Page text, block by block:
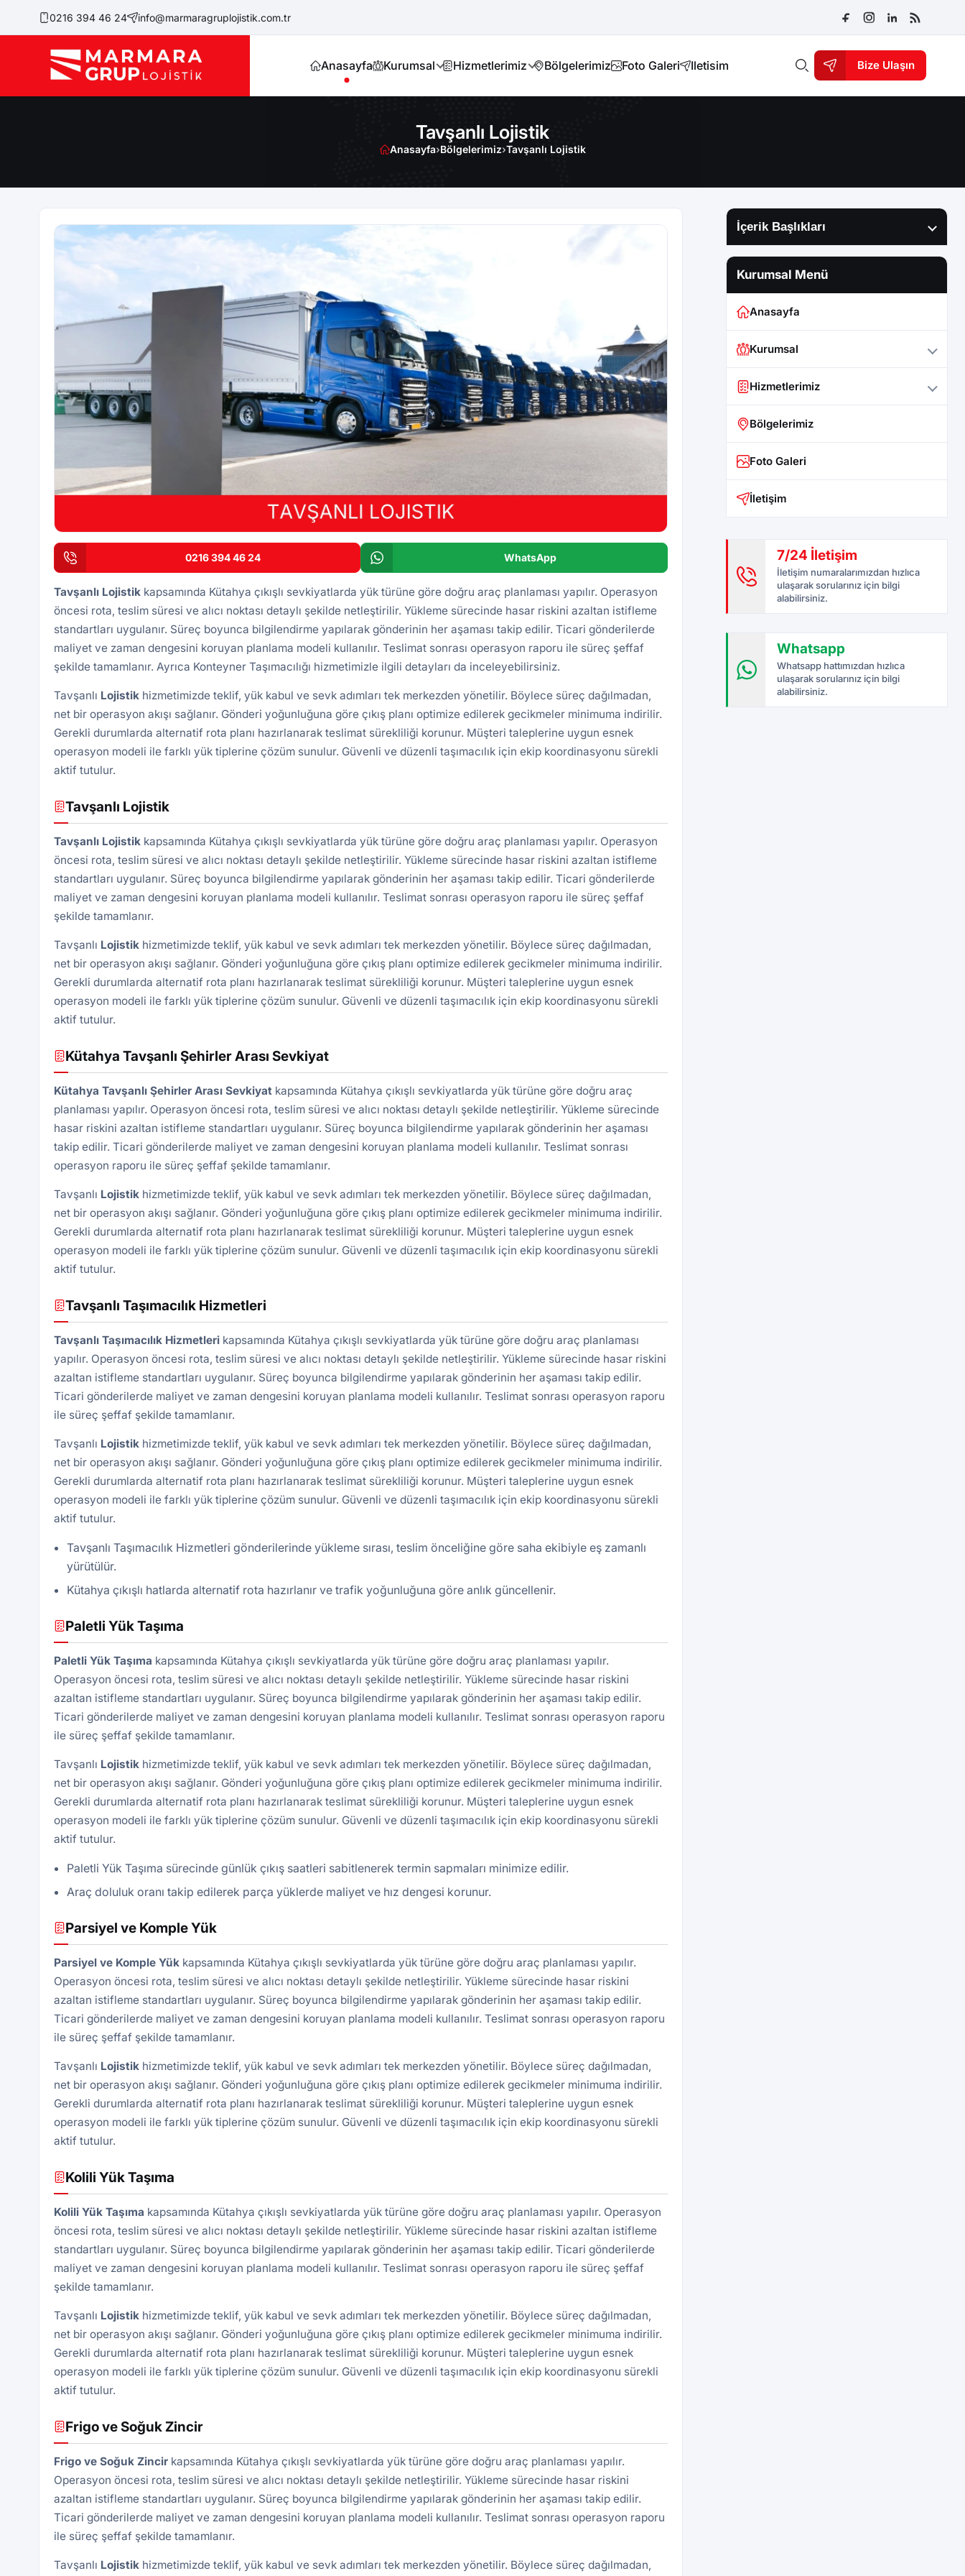
0216 394 46 24 info@marmaragruplojistik.com.tr
Anasayfa Kurumsal Hizmetlerimiz Bölgelerimiz Foto Galeri Iletisim Bize Ulaşın
Tavşanlı Lojistik
Anasayfa›Bölgelerimiz›Tavşanlı Lojistik
0216 394 46 24 WhatsApp
Tavşanlı Lojistikkapsamında Kütahya çıkışlı sevkiyatlarda yük türüne göre doğru araç planlaması yapılır. Operasyon
öncesi rota, teslim süresi ve alıcı noktası detaylı şekilde netleştirilir. Yükleme sürecinde hasar riskini azaltan istifleme
standartları uygulanır. Süreç boyunca bilgilendirme yapılarak gönderinin her aşaması takip edilir. Ticari gönderilerde
maliyet ve zaman dengesini koruyan planlama modeli kullanılır. Teslimat sonrası operasyon raporu ile süreç şeffaf
şekilde tamamlanır. Ayrıca Konteyner Taşımacılığı hizmetimizle ilgili detayları da inceleyebilirsiniz.
Tavşanlı Lojistikhizmetimizde teklif, yük kabul ve sevk adımları tek merkezden yönetilir. Böylece süreç dağılmadan,
net bir operasyon akışı sağlanır. Gönderi yoğunluğuna göre çıkış planı optimize edilerek gecikmeler minimuma indirilir.
Gerekli durumlarda alternatif rota planı hazırlanarak teslimat sürekliliği korunur. Müşteri taleplerine uygun esnek
operasyon modeli ile farklı yük tiplerine çözüm sunulur. Güvenli ve düzenli taşımacılık için ekip koordinasyonu sürekli
aktif tutulur.
Tavşanlı Lojistik
Tavşanlı Lojistikkapsamında Kütahya çıkışlı sevkiyatlarda yük türüne göre doğru araç planlaması yapılır. Operasyon
öncesi rota, teslim süresi ve alıcı noktası detaylı şekilde netleştirilir. Yükleme sürecinde hasar riskini azaltan istifleme
standartları uygulanır. Süreç boyunca bilgilendirme yapılarak gönderinin her aşaması takip edilir. Ticari gönderilerde
maliyet ve zaman dengesini koruyan planlama modeli kullanılır. Teslimat sonrası operasyon raporu ile süreç şeffaf
şekilde tamamlanır.
Tavşanlı Lojistikhizmetimizde teklif, yük kabul ve sevk adımları tek merkezden yönetilir. Böylece süreç dağılmadan,
net bir operasyon akışı sağlanır. Gönderi yoğunluğuna göre çıkış planı optimize edilerek gecikmeler minimuma indirilir.
Gerekli durumlarda alternatif rota planı hazırlanarak teslimat sürekliliği korunur. Müşteri taleplerine uygun esnek
operasyon modeli ile farklı yük tiplerine çözüm sunulur. Güvenli ve düzenli taşımacılık için ekip koordinasyonu sürekli
aktif tutulur.
Kütahya Tavşanlı Şehirler Arası Sevkiyat
Kütahya Tavşanlı Şehirler Arası Sevkiyatkapsamında Kütahya çıkışlı sevkiyatlarda yük türüne göre doğru araç
planlaması yapılır. Operasyon öncesi rota, teslim süresi ve alıcı noktası detaylı şekilde netleştirilir. Yükleme sürecinde
hasar riskini azaltan istifleme standartları uygulanır. Süreç boyunca bilgilendirme yapılarak gönderinin her aşaması
takip edilir. Ticari gönderilerde maliyet ve zaman dengesini koruyan planlama modeli kullanılır. Teslimat sonrası
operasyon raporu ile süreç şeffaf şekilde tamamlanır.
Tavşanlı Lojistikhizmetimizde teklif, yük kabul ve sevk adımları tek merkezden yönetilir. Böylece süreç dağılmadan,
net bir operasyon akışı sağlanır. Gönderi yoğunluğuna göre çıkış planı optimize edilerek gecikmeler minimuma indirilir.
Gerekli durumlarda alternatif rota planı hazırlanarak teslimat sürekliliği korunur. Müşteri taleplerine uygun esnek
operasyon modeli ile farklı yük tiplerine çözüm sunulur. Güvenli ve düzenli taşımacılık için ekip koordinasyonu sürekli
aktif tutulur.
Tavşanlı Taşımacılık Hizmetleri
Tavşanlı Taşımacılık Hizmetlerikapsamında Kütahya çıkışlı sevkiyatlarda yük türüne göre doğru araç planlaması
yapılır. Operasyon öncesi rota, teslim süresi ve alıcı noktası detaylı şekilde netleştirilir. Yükleme sürecinde hasar riskini
azaltan istifleme standartları uygulanır. Süreç boyunca bilgilendirme yapılarak gönderinin her aşaması takip edilir.
Ticari gönderilerde maliyet ve zaman dengesini koruyan planlama modeli kullanılır. Teslimat sonrası operasyon raporu
ile süreç şeffaf şekilde tamamlanır.
Tavşanlı Lojistikhizmetimizde teklif, yük kabul ve sevk adımları tek merkezden yönetilir. Böylece süreç dağılmadan,
net bir operasyon akışı sağlanır. Gönderi yoğunluğuna göre çıkış planı optimize edilerek gecikmeler minimuma indirilir.
Gerekli durumlarda alternatif rota planı hazırlanarak teslimat sürekliliği korunur. Müşteri taleplerine uygun esnek
operasyon modeli ile farklı yük tiplerine çözüm sunulur. Güvenli ve düzenli taşımacılık için ekip koordinasyonu sürekli
aktif tutulur.
Tavşanlı Taşımacılık Hizmetleri gönderilerinde yükleme sırası, teslim önceliğine göre saha ekibiyle eş zamanlı
yürütülür.
Kütahya çıkışlı hatlarda alternatif rota hazırlanır ve trafik yoğunluğuna göre anlık güncellenir.
Paletli Yük Taşıma
Paletli YükTaşıma kapsamında Kütahya çıkışlı sevkiyatlarda yük türüne göre doğru araç planlaması yapılır.
Operasyon öncesi rota, teslim süresi ve alıcı noktası detaylı şekilde netleştirilir. Yükleme sürecinde hasar riskini
azaltan istifleme standartları uygulanır. Süreç boyunca bilgilendirme yapılarak gönderinin her aşaması takip edilir.
Ticari gönderilerde maliyet ve zaman dengesini koruyan planlama modeli kullanılır. Teslimat sonrası operasyon raporu
ile süreç şeffaf şekilde tamamlanır.
Tavşanlı Lojistikhizmetimizde teklif, yük kabul ve sevk adımları tek merkezden yönetilir. Böylece süreç dağılmadan,
net bir operasyon akışı sağlanır. Gönderi yoğunluğuna göre çıkış planı optimize edilerek gecikmeler minimuma indirilir.
Gerekli durumlarda alternatif rota planı hazırlanarak teslimat sürekliliği korunur. Müşteri taleplerine uygun esnek
operasyon modeli ile farklı yük tiplerine çözüm sunulur. Güvenli ve düzenli taşımacılık için ekip koordinasyonu sürekli
aktif tutulur.
Paletli Yük Taşıma sürecinde günlük çıkış saatleri sabitlenerek termin sapmaları minimize edilir.
Araç doluluk oranı takip edilerek parça yüklerde maliyet ve hız dengesi korunur.
Parsiyel ve Komple Yük
Parsiyel ve Komple Yükkapsamında Kütahya çıkışlı sevkiyatlarda yük türüne göre doğru araç planlaması yapılır.
Operasyon öncesi rota, teslim süresi ve alıcı noktası detaylı şekilde netleştirilir. Yükleme sürecinde hasar riskini
azaltan istifleme standartları uygulanır. Süreç boyunca bilgilendirme yapılarak gönderinin her aşaması takip edilir.
Ticari gönderilerde maliyet ve zaman dengesini koruyan planlama modeli kullanılır. Teslimat sonrası operasyon raporu
ile süreç şeffaf şekilde tamamlanır.
Tavşanlı Lojistikhizmetimizde teklif, yük kabul ve sevk adımları tek merkezden yönetilir. Böylece süreç dağılmadan,
net bir operasyon akışı sağlanır. Gönderi yoğunluğuna göre çıkış planı optimize edilerek gecikmeler minimuma indirilir.
Gerekli durumlarda alternatif rota planı hazırlanarak teslimat sürekliliği korunur. Müşteri taleplerine uygun esnek
operasyon modeli ile farklı yük tiplerine çözüm sunulur. Güvenli ve düzenli taşımacılık için ekip koordinasyonu sürekli
aktif tutulur.
Kolili Yük Taşıma
Kolili Yük Taşıma kapsamında Kütahya çıkışlı sevkiyatlarda yük türüne göre doğru araç planlaması yapılır. Operasyon
öncesi rota, teslim süresi ve alıcı noktası detaylı şekilde netleştirilir. Yükleme sürecinde hasar riskini azaltan istifleme
standartları uygulanır. Süreç boyunca bilgilendirme yapılarak gönderinin her aşaması takip edilir. Ticari gönderilerde
maliyet ve zaman dengesini koruyan planlama modeli kullanılır. Teslimat sonrası operasyon raporu ile süreç şeffaf
şekilde tamamlanır.
Tavşanlı Lojistikhizmetimizde teklif, yük kabul ve sevk adımları tek merkezden yönetilir. Böylece süreç dağılmadan,
net bir operasyon akışı sağlanır. Gönderi yoğunluğuna göre çıkış planı optimize edilerek gecikmeler minimuma indirilir.
Gerekli durumlarda alternatif rota planı hazırlanarak teslimat sürekliliği korunur. Müşteri taleplerine uygun esnek
operasyon modeli ile farklı yük tiplerine çözüm sunulur. Güvenli ve düzenli taşımacılık için ekip koordinasyonu sürekli
aktif tutulur.
Frigo ve Soğuk Zincir
Frigo ve Soğuk Zincirkapsamında Kütahya çıkışlı sevkiyatlarda yük türüne göre doğru araç planlaması yapılır.
Operasyon öncesi rota, teslim süresi ve alıcı noktası detaylı şekilde netleştirilir. Yükleme sürecinde hasar riskini
azaltan istifleme standartları uygulanır. Süreç boyunca bilgilendirme yapılarak gönderinin her aşaması takip edilir.
Ticari gönderilerde maliyet ve zaman dengesini koruyan planlama modeli kullanılır. Teslimat sonrası operasyon raporu
ile süreç şeffaf şekilde tamamlanır.
Tavşanlı Lojistikhizmetimizde teklif, yük kabul ve sevk adımları tek merkezden yönetilir. Böylece süreç dağılmadan,
İçerik Başlıkları
Kurumsal Menü
Anasayfa
Kurumsal
Hizmetlerimiz
Bölgelerimiz
Foto Galeri
İletişim
7/24 İletişim
İletişim numaralarımızdan hızlıca
ulaşarak sorularınız için bilgi
alabilirsiniz.
Whatsapp
Whatsapp hattımızdan hızlıca
ulaşarak sorularınız için bilgi
alabilirsiniz.